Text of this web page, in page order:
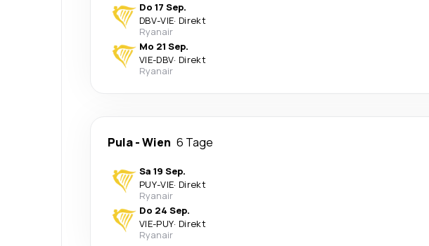
Do 17 Sep.
DBV-VIE· Direkt
Ryanair
Mo 21 Sep.
VIE-DBV· Direkt
Ryanair
Pula-Wien 6 Tage
Sa 19 Sep.
PUY-VIE· Direkt
Ryanair
Do 24 Sep.
VIE-PUY· Direkt
Ryanair